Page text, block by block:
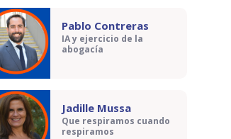
Pablo Contreras
IA y ejercicio de la
abogacía
Jadille Mussa
Que respiramos cuando
respiramos